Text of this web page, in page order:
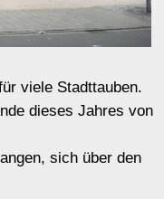
So
für